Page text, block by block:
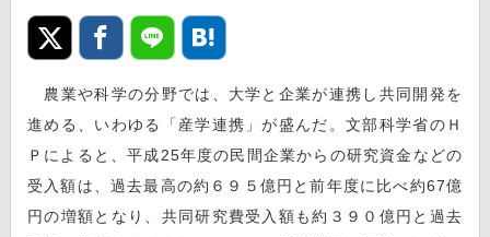
農業や科学の分野では、大学と企業が連携し共同開発を
進める、いわゆる「産学連携」が盛んだ。文部科学省のＨ
Ｐによると、平成25年度の民間企業からの研究資金などの
受入額は、過去最高の約６９５億円と前年度に比べ約67億
円の増額となり、共同研究費受入額も約３９０億円と過去